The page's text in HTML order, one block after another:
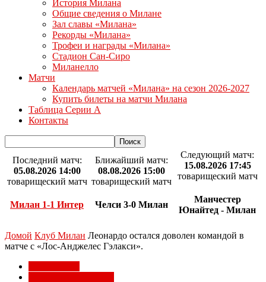
История Милана
Общие сведения о Милане
Зал славы «Милана»
Рекорды «Милана»
Трофеи и награды «Милана»
Стадион Сан-Сиро
Миланелло
Матчи
Календарь матчей «Милана» на сезон 2026-2027
Купить билеты на матчи Милана
Таблица Серии А
Контакты
Последний матч:
05.08.2026 14:00
товарищеский матч
Милан 1-1 Интер
Ближайший матч:
08.08.2026 15:00
товарищеский матч
Челси 3-0 Милан
Следующий матч:
15.08.2026 17:45
товарищеский матч
Манчестер
Юнайтед - Милан
Домой Клуб Милан Леонардо остался доволен командой в
матче с «Лос-Анджелес Гэлакси».